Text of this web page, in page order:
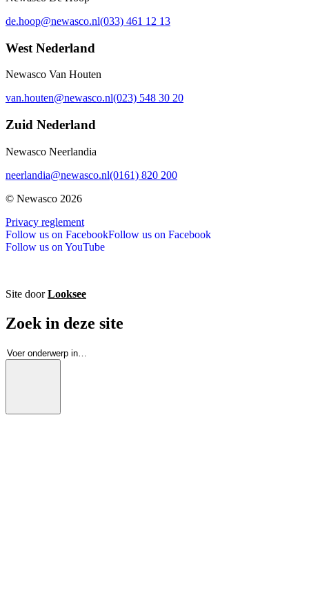
de.hoop@newasco.nl(033) 461 12 13
West Nederland
Newasco Van Houten
van.houten@newasco.nl(023) 548 30 20
Zuid Nederland
Newasco Neerlandia
neerlandia@newasco.nl(0161) 820 200
© Newasco 2026
Privacy reglement
Follow us on FacebookFollow us on Facebook
Follow us on YouTube
Site doorLooksee
Zoek in deze site
Zoeken